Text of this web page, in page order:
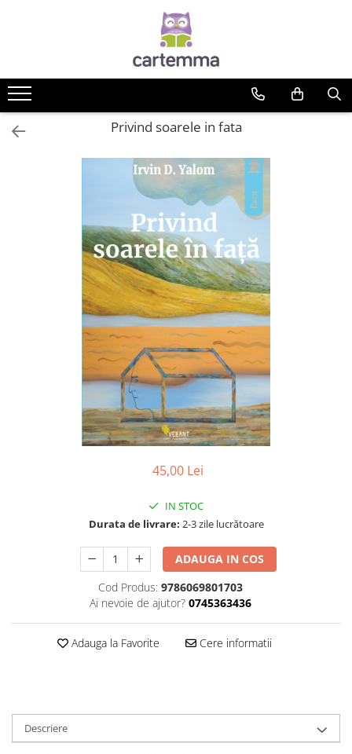
Tematică
Craciun
Activități
Educație financiară
Hobby si craft
Inteligenta emotionala
Știință si natură
Editura Univers
Editura Bookzone
Editura Cartea Copiilor
Privind soarele in fata
45,00 Lei
IN STOC
Durata de livrare: 2-3 zile lucrătoare
ADAUGA IN COS
Cod Produs: 9786069801703
Ai nevoie de ajutor? 0745363436
Adauga la Favorite Cere informatii
Descriere